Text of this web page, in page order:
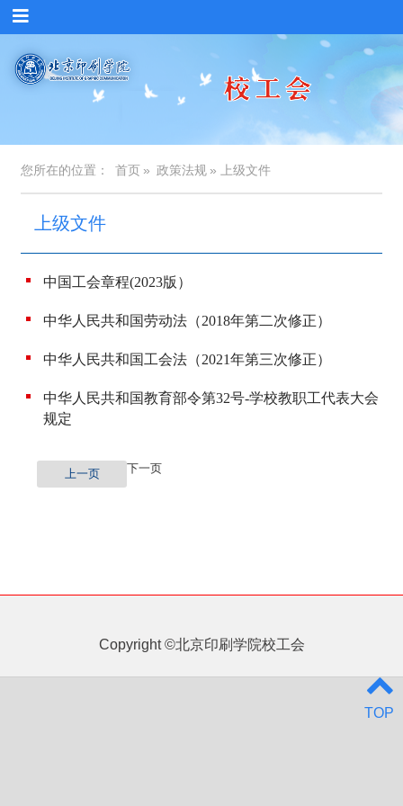
您所在的位置： 首页 » 政策法规 » 上级文件
上级文件
中国工会章程(2023版）
中华人民共和国劳动法（2018年第二次修正）
中华人民共和国工会法（2021年第三次修正）
中华人民共和国教育部令第32号-学校教职工代表大会
规定
上一页 下一页
Copyright ©北京印刷学院校工会
TOP